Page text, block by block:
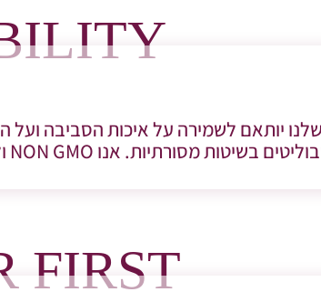
יותאם לשמירה על איכות הסביבה
FIRST